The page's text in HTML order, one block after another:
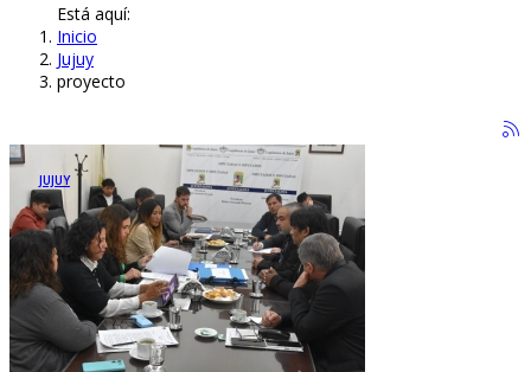
Está aquí:
Inicio
Jujuy
proyecto
JUJUY